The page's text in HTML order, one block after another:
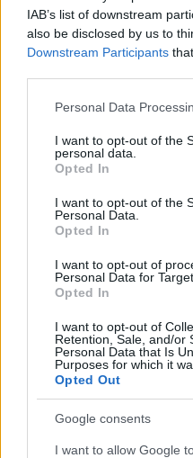
IAB’s list of downstream
also be disclosed by us to
Downstream Participants
Please note that this
not limited to your visit or
grant or deny consent to
use your data for below
consent section.
Personal Data
I want to opt-out of the
personal data.
Opted In
I want to opt-out of the
Personal Data.
Opted In
I want to opt-out of
Personal Data for
Opted In
I want to opt-out of
Retention, Sale, and/or
Personal Data that Is
Purposes for which it
Opted Out
Google consents
I want to allow Google
Felhasználónév
Elfelejtette jelszavát?
Kertészeti, kerti
KERTÉSZ ÉS
'Egri
(Malus
''Egri